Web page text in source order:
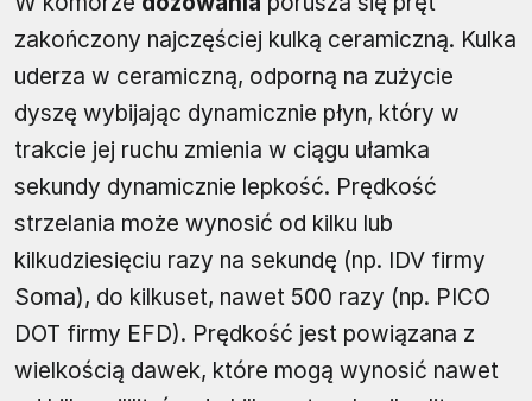
zakończony najczęściej kulką ceramiczną. Kulka
uderza w ceramiczną, odporną na zużycie
dyszę wybijając dynamicznie płyn, który w
trakcie jej ruchu zmienia w ciągu ułamka
sekundy dynamicznie lepkość. Prędkość
strzelania może wynosić od kilku lub
kilkudziesięciu razy na sekundę (np. IDV firmy
Soma), do kilkuset, nawet 500 razy (np. PICO
DOT firmy EFD). Prędkość jest powiązana z
wielkością dawek, które mogą wynosić nawet